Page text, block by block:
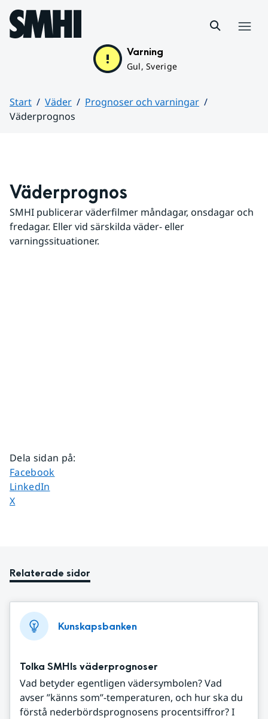
Hoppa till sidans innehåll
Varning
Gul, Sverige
Start Väder
Prognoser och varningar
Väderprognos
Väderprognos
SMHI publicerar väderfilmer måndagar, onsdagar och
fredagar. Eller vid särskilda väder- eller
varningssituationer.
Dela sidan på:
Dela sidan på
Facebook
Dela sidan på
LinkedIn
Dela sidan på
X
Relaterade sidor
Kunskapsbanken
Tolka SMHIs väderprognoser
Vad betyder egentligen vädersymbolen? Vad
avser ”känns som”-temperaturen, och hur ska du
förstå nederbördsprognosens procentsiffror? I